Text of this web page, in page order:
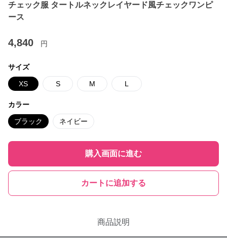
チェック服 タートルネックレイヤード風チェックワンピ
ース
4,840 円
サイズ
XS S M L
カラー
ブラック ネイビー
購入画面に進む
カートに追加する
商品説明